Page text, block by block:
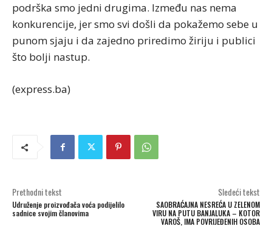
podrška smo jedni drugima. Između nas nema
konkurencije, jer smo svi došli da pokažemo sebe u
punom sjaju i da zajedno priredimo žiriju i publici
što bolji nastup.
(express.ba)
Prethodni tekst
Udruženje proizvođača voća podijelilo
sadnice svojim članovima
Sledeći tekst
SAOBRAĆAJNA NESREĆA U ZELENOM
VIRU NA PUTU BANJALUKA – KOTOR
VAROŠ, IMA POVRIJEĐENIH OSOBA